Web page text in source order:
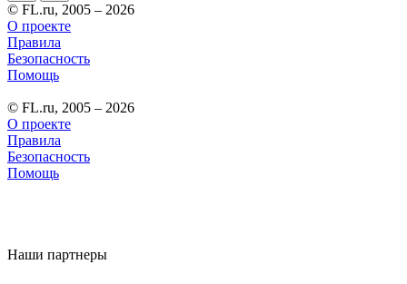
© FL.ru, 2005 – 2026
О проекте
Правила
Безопасность
Помощь
© FL.ru, 2005 – 2026
О проекте
Правила
Безопасность
Помощь
Наши партнеры